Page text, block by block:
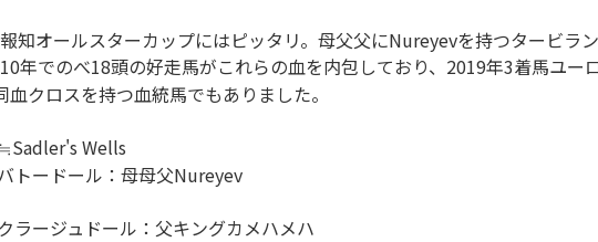
知オールスターカップにはピッタリ。母父父にNureyevを持つタービラ
年でのべ18頭の好走馬がこれらの血を内包しており、2019年3着馬ユ
クロスを持つ血統馬でもありました。
Wells
トードール：母母父Nureyev
ラージュドール：父キングカメハメハ